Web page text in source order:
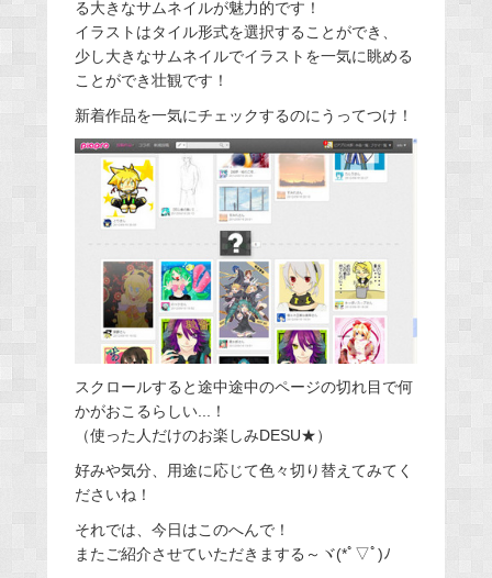
る大きなサムネイルが魅力的です！
イラストはタイル形式を選択することができ、
少し大きなサムネイルでイラストを一気に眺める
ことができ壮観です！
新着作品を一気にチェックするのにうってつけ！
スクロールすると途中途中のページの切れ目で何
かがおこるらしい...！
（使った人だけのお楽しみDESU★）
好みや気分、用途に応じて色々切り替えてみてく
ださいね！
それでは、今日はこのへんで！
またご紹介させていただきまする～ヾ(*ﾟ▽ﾟ)ﾉ